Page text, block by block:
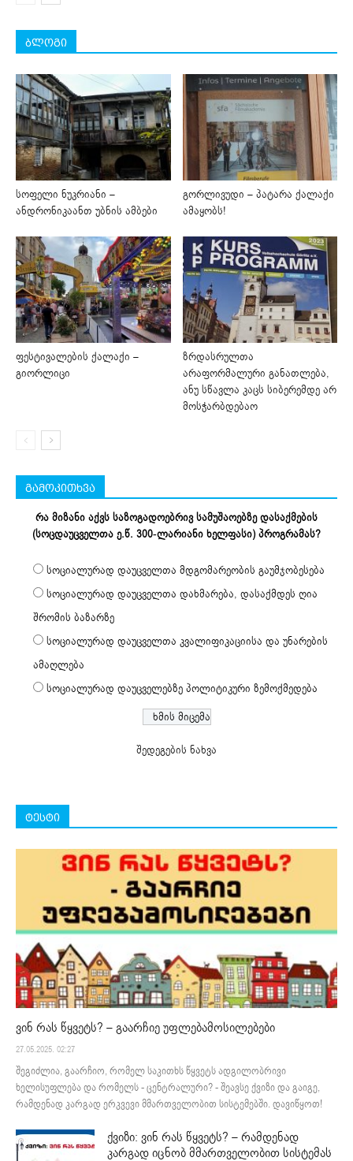
ბლოგი
სოფელი ნუკრიანი –
ანდრონიკაანთ უბნის ამბები
გორლივუდი – პატარა ქალაქი
ამაყობს!
ფესტივალების ქალაქი –
გიორლიცი
ზრდასრულთა
არაფორმალური განათლება,
ანუ სწავლა კაცს სიბერემდე არ
მოსჭარბდებაო
გამოკითხვა
რა მიზანი აქვს საზოგადოებრივ სამუშაოებზე დასაქმების
(სოცდაუცველთა ე.წ. 300-ლარიანი ხელფასი) პროგრამას?
სოციალურად დაუცველთა მდგომარეობის გაუმჯობესება
სოციალურად დაუცველთა დახმარება, დასაქმდეს ღია
შრომის ბაზარზე
სოციალურად დაუცველთა კვალიფიკაციისა და უნარების
ამაღლება
სოციალურად დაუცველებზე პოლიტიკური ზემოქმედება
შედეგების ნახვა
ტესტი
ვინ რას წყვეტს? – გაარჩიე უფლებამოსილებები
27.05.2025. 02:27
შეგიძლია, გაარჩიო, რომელ საკითხს წყვეტს ადგილობრივი
ხელისუფლება და რომელს - ცენტრალური? - შეავსე ქვიზი და გაიგე,
რამდენად კარგად ერკვევი მმართველობით სისტემებში. დავიწყოთ!
ქვიზი: ვინ რას წყვეტს? – რამდენად
კარგად იცნობ მმართველობით სისტემას